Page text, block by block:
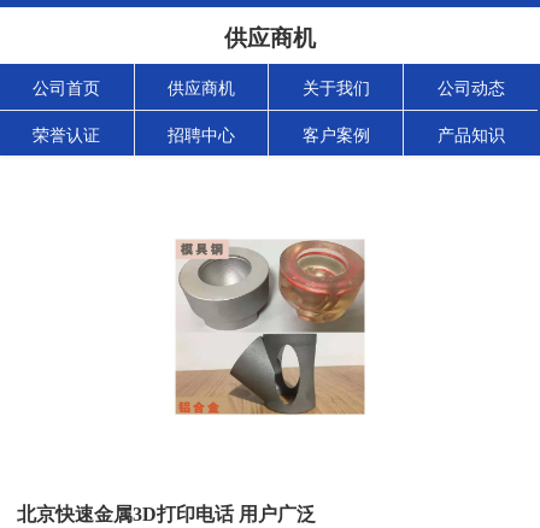
供应商机
公司首页 供应商机 关于我们 公司动态
荣誉认证 招聘中心 客户案例 产品知识
北京快速金属3D打印电话 用户广泛